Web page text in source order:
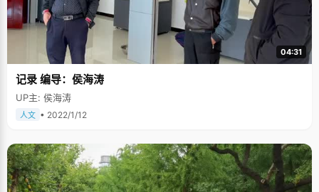
04:31
记录 编导：侯海涛
UP主: 侯海涛
人文 • 2022/1/12